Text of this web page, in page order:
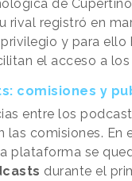
de
rival registró en
y para ello
el acceso a los
comisiones y
entre los
comisiones. En
plataforma se
durante el